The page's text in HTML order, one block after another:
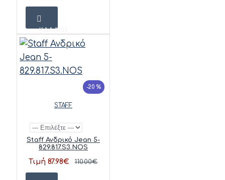
ΚΑΛΆΘΙ
-20 %
STAFF
Staff Ανδρικό Jean 5-
829.817.S3.NOS
Τιμή 87.98€ 110.00€